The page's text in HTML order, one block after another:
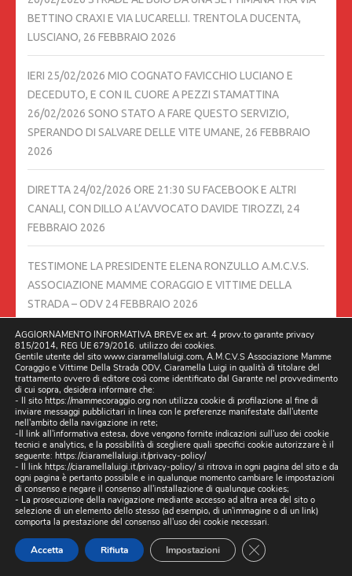
BETTINO CRAXI E VIA LUCARELLI. TRENTOLA DUCENTA,
LUSCIANO, 26 FEBBRAIO 2026
IERI 25/02/2026 MIO COGNATO FAVICCHIO LUCIANO E
DECEDUTO, E CON IL CUORE A PEZZI STAMATTINA
26/02/2026 SONO STATO A FARE QUESTO SERVIZIO,
SPERANDO DI SALVARE DELLE VITE UMANE, 26 FEBBRAIO
2026
DIRETTA 24/02/2026 ORE 21:30 SU FACEBOOK E ALTRI
CANALI, CON DILLO A L’AVVOCATO DAVIDE TIROZZI, 24
FEBBRAIO 2026
TESTIMONE LA PRESIDENTE ELENA RONZULLO A.M.C.V.S.
ASSOCIAZIONE MAMME CORAGGIO E VITTIME DELLA
STRADA – ODV 24 FEBBRAIO 2026
INCONTRO SCUOLA 24/02/2026 ISIS RITA LEVI MONTALCINI
DI QUARTO 24 FEBBRAIO 2026
NOI COME ASSOCIAZIONI VITTIME DELLA STRADA,
INVITIAMO TUTTI I CITTADINI DI TUTTA ITALIA, A MANDARCI
I LINK DELLE SEGNALAZIONI, CHE STATE MANDANDO SUI
SOCIAL, PER LA SICUREZZA STRADALE, SOLO IN QUEL CASO
NOI COME ASSOCIAZIONI POSSIAMO ATTIVARCI CON UN
ESPOSTO.23 FEBBRAIO 2026
PORTAVOCE DELLE ASSOCIAZIONI VITTIME DELLA STRADA.
AGGIORNAMENTO INFORMATIVA BREVE ex art. 4 provv.to garante privacy
815/2014, REG UE 679/2016. utilizzo dei cookies.
Gentile utente del sito www.ciaramellaluigi.com, A.M.C.V.S Associazione Mamme
Coraggio e Vittime Della Strada ODV, Ciaramella Luigi in qualità di titolare del
trattamento ovvero di editore così come identificato dal Garante nel provvedimento
di cui sopra, desidera informare che:
- Il sito https://mammecoraggio.org non utilizza cookie di profilazione al fine di
inviare messaggi pubblicitari in linea con le preferenze manifestate dall'utente
nell'ambito della navigazione in rete;
-Il link all'informativa estesa, dove vengono fornite indicazioni sull'uso dei cookie
tecnici e analytics, e la possibilità di scegliere quali specifici cookie autorizzare è il
seguente: https://ciaramellaluigi.it/privacy-policy/
- Il link https://ciaramellaluigi.it/privacy-policy/si ritrova in ogni pagina del sito e da
ogni pagina è pertanto possibile e in qualunque momento cambiare le impostazioni
di consenso e negare il consenso all'installazione di qualunque cookies;
- La prosecuzione della navigazione mediante accesso ad altra area del sito o
selezione di un elemento dello stesso (ad esempio, di un'immagine o di un link)
comporta la prestazione del consenso all'uso dei cookie necessari.
Accetta Rifiuta Impostazioni CLOSE GDPR